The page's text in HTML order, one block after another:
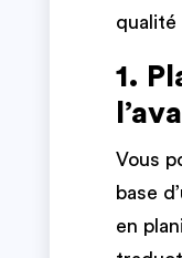
qualité
1.
Vous
base
en